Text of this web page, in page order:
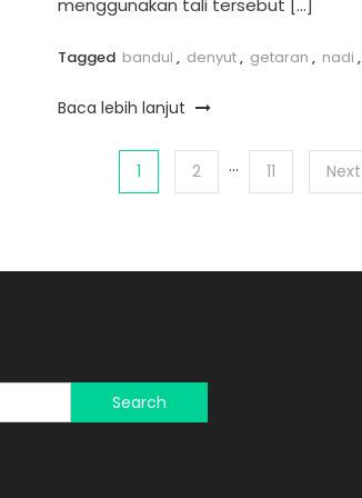
menggunakan tali tersebut […]
Tagged bandul , denyut, getaran , nadi ,
Baca lebih lanjut
1 2 … 11 Next
Search
for: